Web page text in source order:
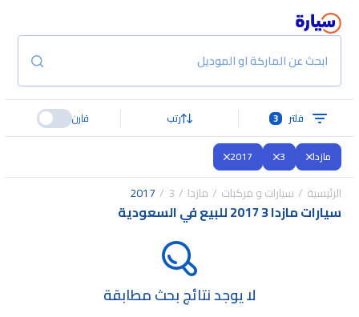
ابحث عن الماركة او الموديل
فلتر 3 رتب قارن
مازدا 3
2017
الرئيسية سيارات و مركبات مازدا 3
2017
سيارات مازدا 3 2017 للبيع في السعودية
لا يوجد نتائج بحث مطابقة